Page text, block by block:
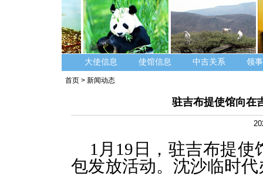
大使信息 使馆信息 中吉关系 领
首页 > 新闻动态
驻吉布提使馆向在
1月19日，驻吉布提使
包发放活动。沈沙临时